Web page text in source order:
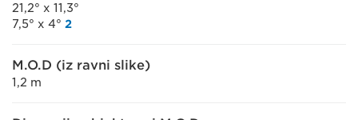
21,2° x 11,3°
7,5° x 4° 2
M.O.D (iz ravni slike)
1,2 m